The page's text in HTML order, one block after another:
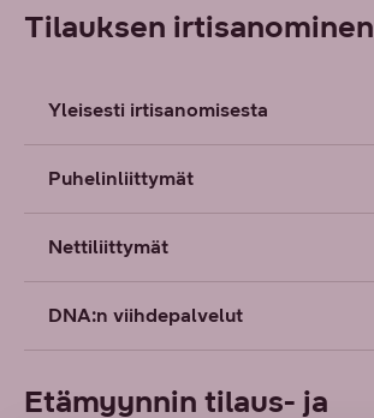
Tilauksen irtisanominen
Yleisesti irtisanomisesta
Puhelinliittymät
Nettiliittymät
DNA:n viihdepalvelut
Etämyynnin tilaus- ja